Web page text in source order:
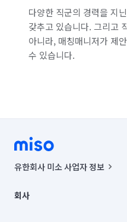
다양한 직군의 경력을 지
갖추고 있습니다. 그리고
아니라, 매칭매니저가 제
수 있습니다.
유한회사 미소 사업자 정보
00019 |
회사